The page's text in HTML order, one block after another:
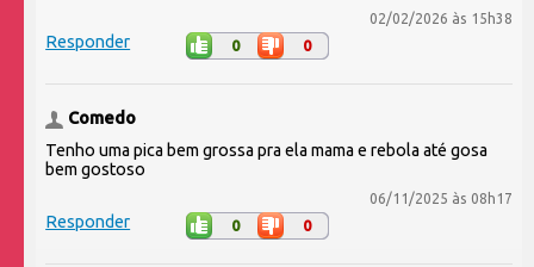
02/02/2026 às 15h38
Responder 0 0
Comedo
Tenho uma pica bem grossa pra ela mama e rebola até gosa
bem gostoso
06/11/2025 às 08h17
Responder 0 0